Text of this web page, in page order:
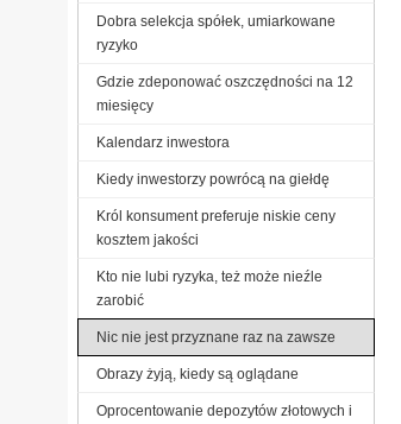
Dobra selekcja spółek, umiarkowane
ryzyko
Gdzie zdeponować oszczędności na 12
miesięcy
Kalendarz inwestora
Kiedy inwestorzy powrócą na giełdę
Król konsument preferuje niskie ceny
kosztem jakości
Kto nie lubi ryzyka, też może nieźle
zarobić
Nic nie jest przyznane raz na zawsze
Obrazy żyją, kiedy są oglądane
Oprocentowanie depozytów złotowych i